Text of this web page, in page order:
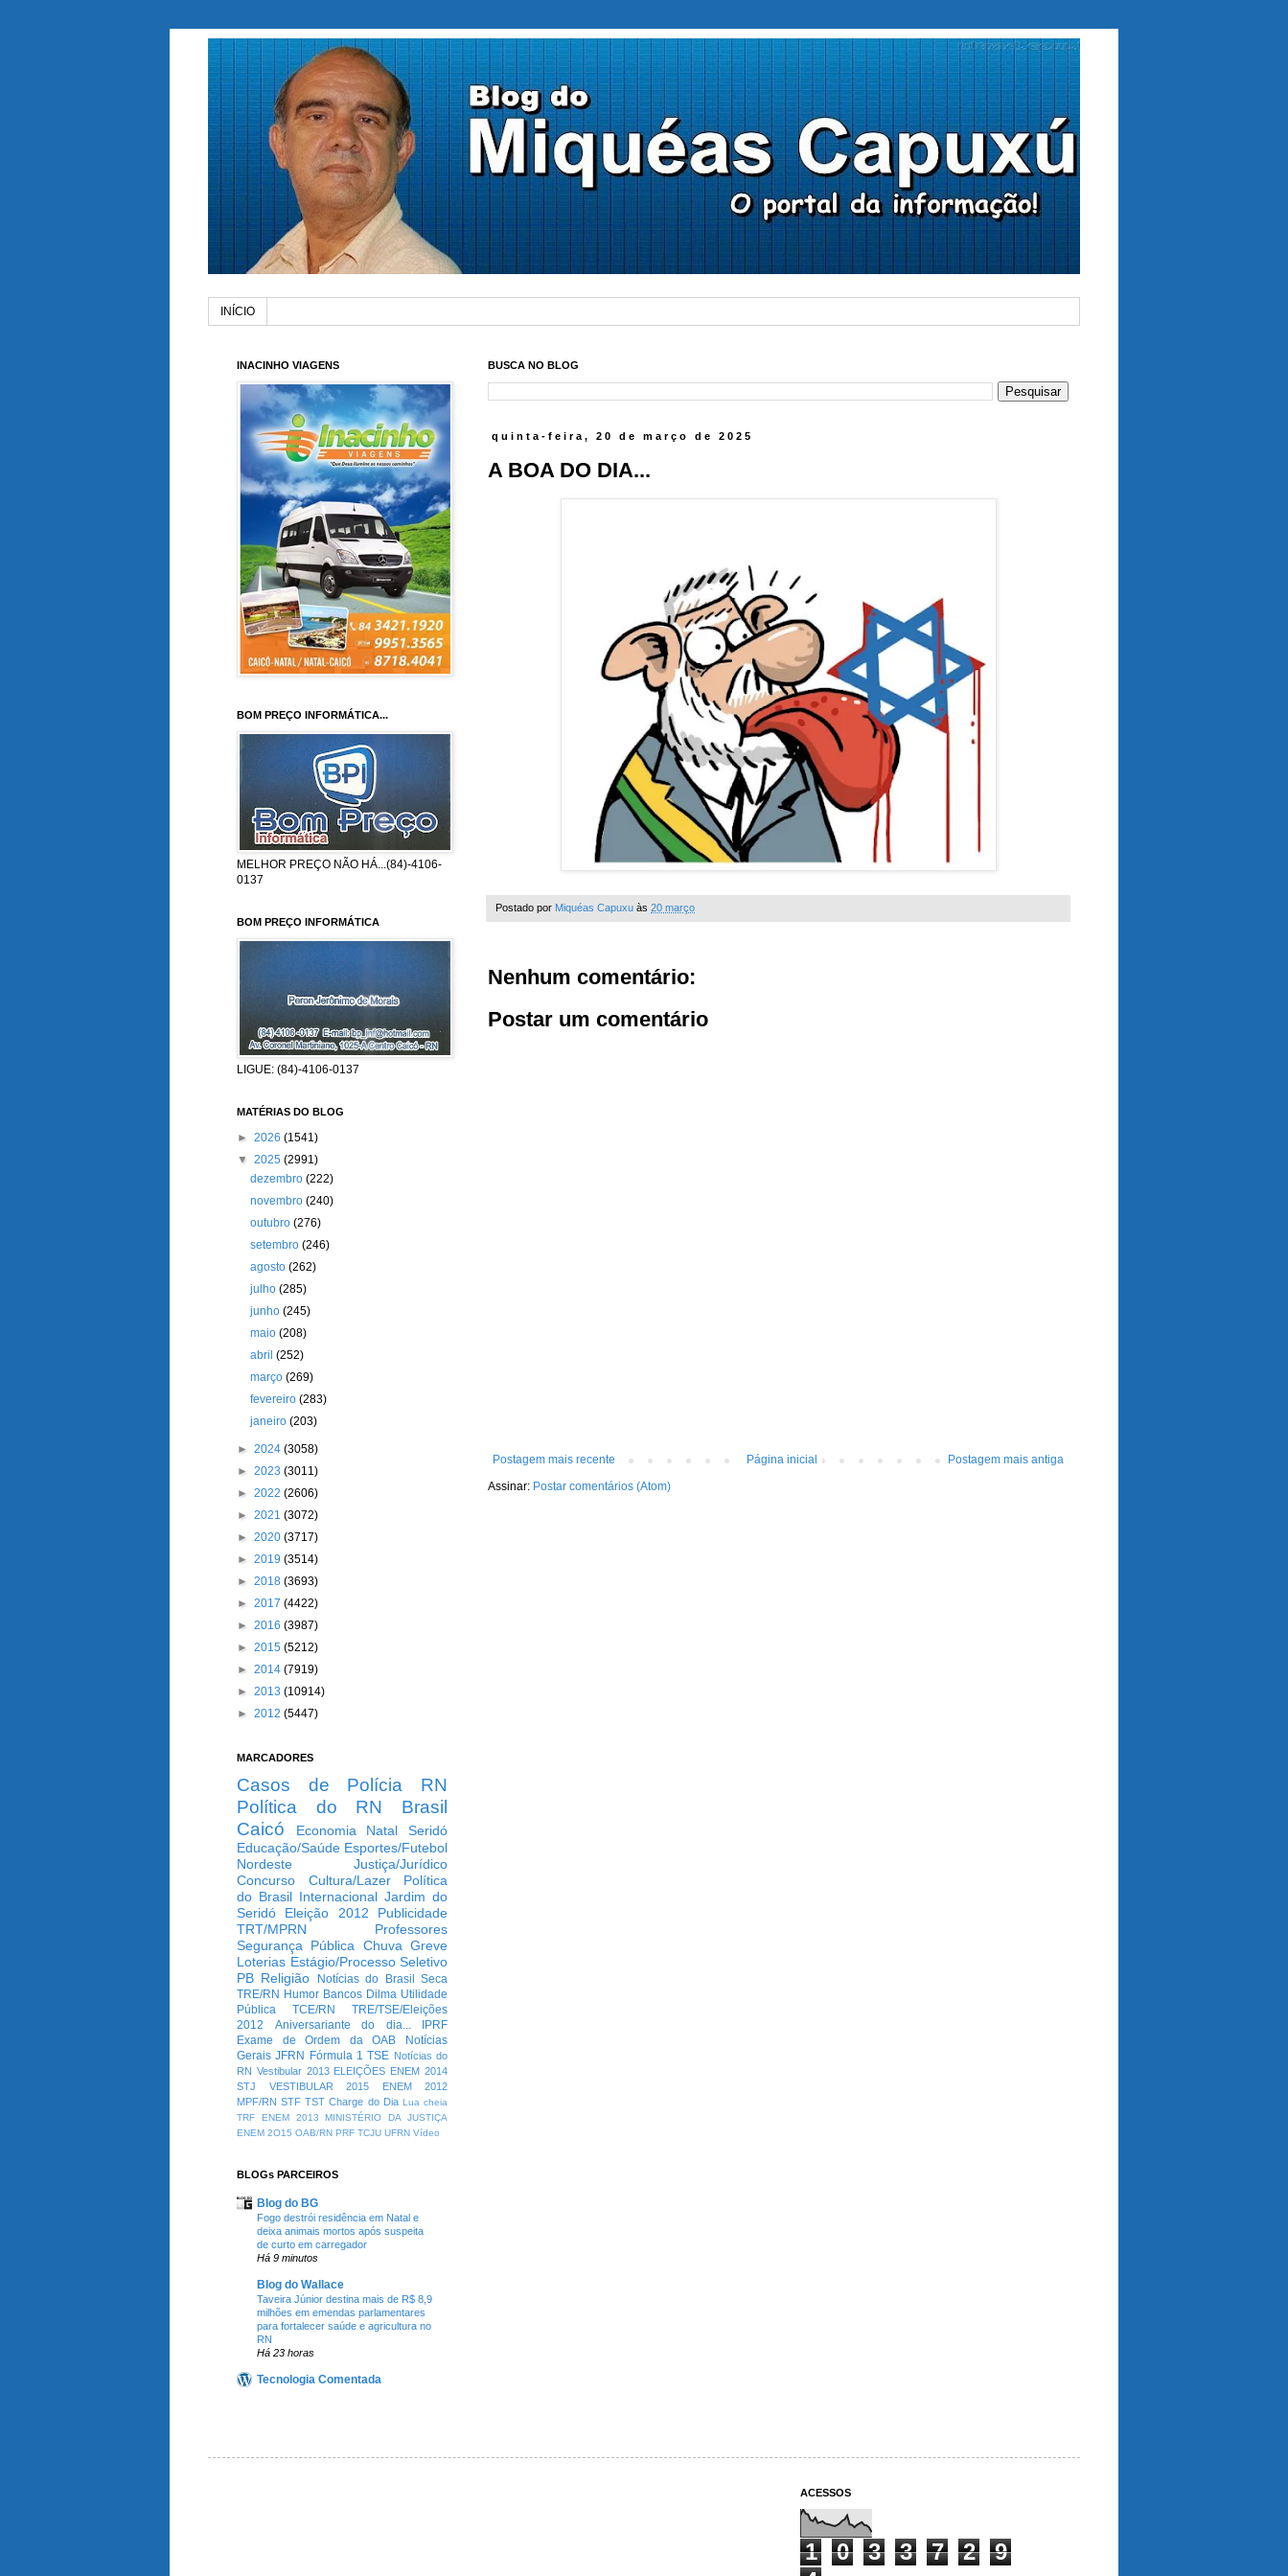
INÍCIO
BUSCA NO BLOG
quinta-feira, 20 de março de 2025
A BOA DO DIA...
Postado por Miquéas Capuxu às 20 março
Nenhum comentário:
Postar um comentário
Postagem mais recente Postagem mais antiga
Página inicial
Assinar: Postar comentários (Atom)
INACINHO VIAGENS
BOM PREÇO INFORMÁTICA...
MELHOR PREÇO NÃO HÁ...(84)-4106-
0137
BOM PREÇO INFORMÁTICA
LIGUE: (84)-4106-0137
MATÉRIAS DO BLOG
► 2026 (1541)
▼ 2025 (2991)
dezembro(222)
novembro(240)
outubro(276)
setembro(246)
agosto(262)
julho(285)
junho(245)
maio(208)
abril(252)
março(269)
fevereiro(283)
janeiro(203)
► 2024 (3058)
► 2023 (3011)
► 2022 (2606)
► 2021 (3072)
► 2020 (3717)
► 2019 (3514)
► 2018 (3693)
► 2017 (4422)
► 2016 (3987)
► 2015 (5212)
► 2014 (7919)
► 2013 (10914)
► 2012 (5447)
MARCADORES
Casos de Polícia
RN
Política do RN
Brasil
Caicó
Economia Natal
Seridó
Educação/Saúde Esportes/Futebol
Nordeste
Justiça/Jurídico
Concurso
Cultura/Lazer
Política
do Brasil Internacional Jardim do
Seridó
Eleição 2012
Publicidade
TRT/MPRN
Professores
Segurança Pública Chuva Greve
Loterias Estágio/Processo Seletivo
PB Religião Notícias do Brasil
Seca
TRE/RN Humor Bancos Dilma Utilidade
Pública
TCE/RN
TRE/TSE/Eleições
2012
Aniversariante do dia...
IPRF
Exame de Ordem da OAB
Notícias
Gerais JFRN Fórmula 1 TSE Notícias do
RN Vestibular 2013 ELEIÇÕES ENEM 2014
STJ
VESTIBULAR 2015
ENEM 2012
MPF/RN STF TST Charge do Dia Lua cheia
TRF
ENEM 2013
MINISTÉRIO DA JUSTIÇA
ENEM 2O15 OAB/RN PRF TCJU UFRN Vídeo
BLOGs PARCEIROS
Blog do BG
Fogo destrói residência em Natal e
deixa animais mortos após suspeita
de curto em carregador
Há 9 minutos
Blog do Wallace
Taveira Júnior destina mais de R$ 8,9
milhões em emendas parlamentares
para fortalecer saúde e agricultura no
RN
Há 23 horas
Tecnologia Comentada
ACESSOS
1 0 3 3 7 2
9